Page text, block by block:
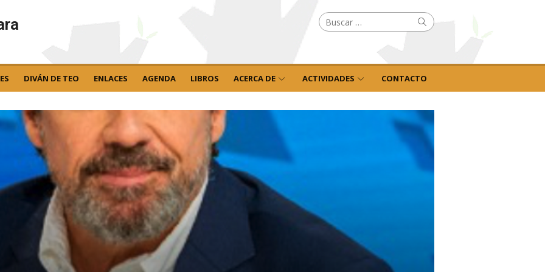
Buscar
por: Buscar
DIVÁN DE TEO ENLACES AGENDA LIBROS ACERCA DE ACTIVIDADES CONTACTO